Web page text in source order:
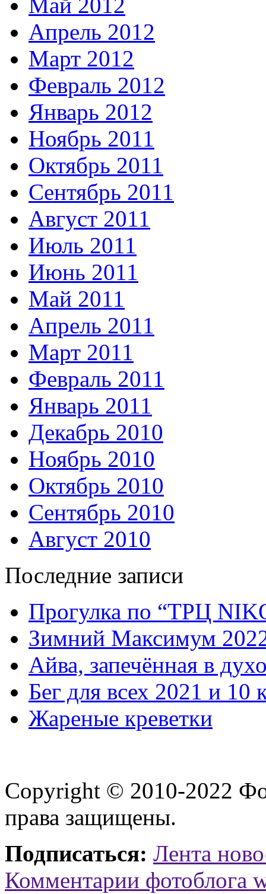
Май 2012
Апрель 2012
Март 2012
Февраль 2012
Январь 2012
Ноябрь 2011
Октябрь 2011
Сентябрь 2011
Август 2011
Июль 2011
Июнь 2011
Май 2011
Апрель 2011
Март 2011
Февраль 2011
Январь 2011
Декабрь 2010
Ноябрь 2010
Октябрь 2010
Сентябрь 2010
Август 2010
Последние записи
Прогулка по “ТРЦ
Зимний Максимум
Айва, запечённая в
Бег для всех 2021 и 10
Жареные креветки
Copyright © 2010-2022
права защищены.
Подписаться: Лента
Комментарии фотоблога